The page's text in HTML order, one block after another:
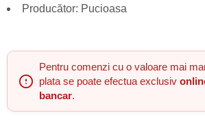
Producător: Pucioasa
Pentru comenzi cu o valoare mai
plata se poate efectua exclusiv
bancar.